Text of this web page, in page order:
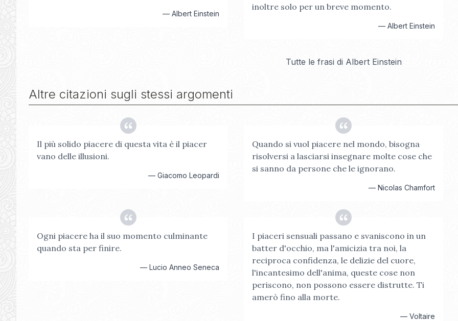
—Albert Einstein
inoltre solo per un breve momento.
— Albert Einstein
Tutte le frasi di Albert Einstein
Altre citazioni sugli stessi argomenti
Il più solido piacere di questa vita è il piacer
vano delle illusioni.
—Giacomo Leopardi
Quando si vuol piacere nel mondo, bisogna
risolversi a lasciarsi insegnare molte cose che
si sanno da persone che le ignorano.
— Nicolas Chamfort
Ogni piacere ha il suo momento culminante
quando sta per finire.
—Lucio Anneo Seneca
I piaceri sensuali passano e svaniscono in un
batter d'occhio, ma l'amicizia tra noi, la
reciproca confidenza, le delizie del cuore,
l'incantesimo dell'anima, queste cose non
periscono, non possono essere distrutte. Ti
amerò fino alla morte.
— Voltaire